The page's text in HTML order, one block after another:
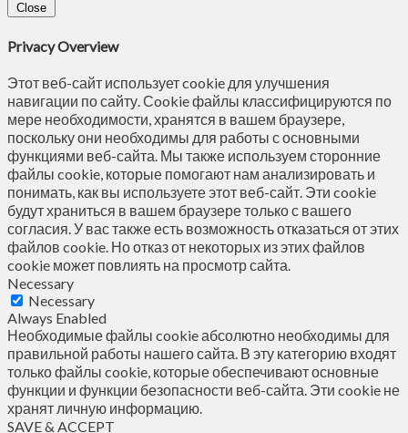
Close
Privacy Overview
Этот веб-сайт использует cookie для улучшения
навигации по сайту. Сookie файлы классифицируются по
мере необходимости, хранятся в вашем браузере,
поскольку они необходимы для работы с основными
функциями веб-сайта. Мы также используем сторонние
файлы cookie, которые помогают нам анализировать и
понимать, как вы используете этот веб-сайт. Эти cookie
будут храниться в вашем браузере только с вашего
согласия. У вас также есть возможность отказаться от этих
файлов cookie. Но отказ от некоторых из этих файлов
cookie может повлиять на просмотр сайта.
Necessary
Necessary
Always Enabled
Необходимые файлы cookie абсолютно необходимы для
правильной работы нашего сайта. В эту категорию входят
только файлы cookie, которые обеспечивают основные
функции и функции безопасности веб-сайта. Эти cookie не
хранят личную информацию.
SAVE & ACCEPT